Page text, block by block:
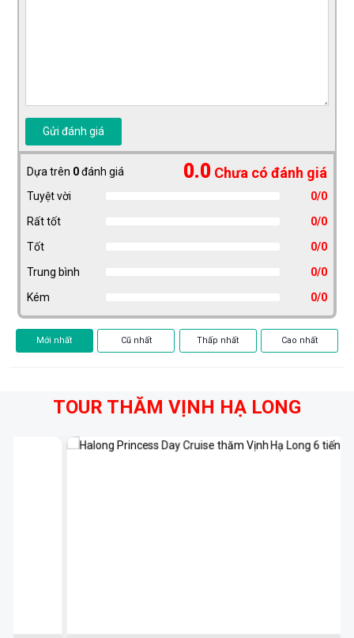
Gửi đánh giá
Dựa trên 0đánh giá 0.0 Chưa có đánh giá
Tuyệt vời
0/0
Rất tốt
0/0
Tốt
0/0
Trung bình
0/0
Kém
0/0
Mới nhất Cũ nhất Thấp nhất Cao nhất
TOUR THĂM VỊNH HẠ LONG